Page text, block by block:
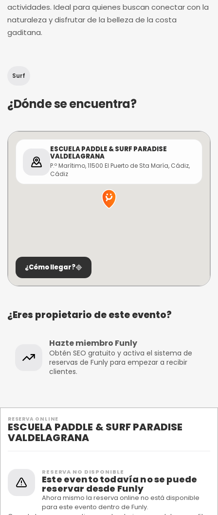
actividades. Ideal para quienes buscan conectar con la
naturaleza y disfrutar de la belleza de la costa
gaditana.
Surf
¿Dónde se encuentra?
ESCUELA PADDLE & SURF PARADISE
VALDELAGRANA
P.º Marítimo, 11500 El Puerto de Sta María, Cádiz,
Cádiz
¿Cómo llegar?
¿Eres propietario de este evento?
Hazte miembro Funly
Obtén SEO gratuito y activa el sistema de
reservas de Funly para empezar a recibir
clientes.
RESERVA ONLINE
ESCUELA PADDLE & SURF PARADISE
VALDELAGRANA
RESERVA NO DISPONIBLE
Este evento todavía no se puede
reservar desde Funly
Ahora mismo la reserva online no está disponible
para este evento dentro de Funly.